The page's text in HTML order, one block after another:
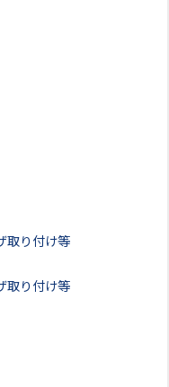
取り付け等
取り付け等